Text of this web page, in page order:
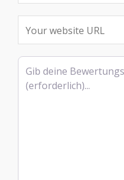
Rezensionstext